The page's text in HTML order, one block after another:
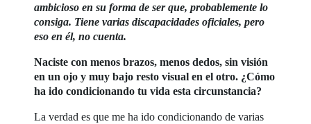
ambicioso en su forma de ser que, probablemente lo
consiga. Tiene varias discapacidades oficiales, pero
eso en él, no cuenta.
Naciste con menos brazos, menos dedos, sin visión
en un ojo y muy bajo resto visual en el otro. ¿Cómo
ha ido condicionando tu vida esta circunstancia?
La verdad es que me ha ido condicionando de varias